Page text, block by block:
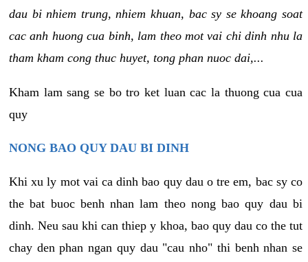
dau bi nhiem trung, nhiem khuan, bac sy se khoang soat
cac anh huong cua binh, lam theo mot vai chi dinh nhu la
tham kham cong thuc huyet, tong phan nuoc dai,...
Kham lam sang se bo tro ket luan cac la thuong cua cua
quy
NONG BAO QUY DAU BI DINH
Khi xu ly mot vai ca dinh bao quy dau o tre em, bac sy co
the bat buoc benh nhan lam theo nong bao quy dau bi
dinh. Neu sau khi can thiep y khoa, bao quy dau co the tut
chay den phan ngan quy dau "cau nho" thi benh nhan se